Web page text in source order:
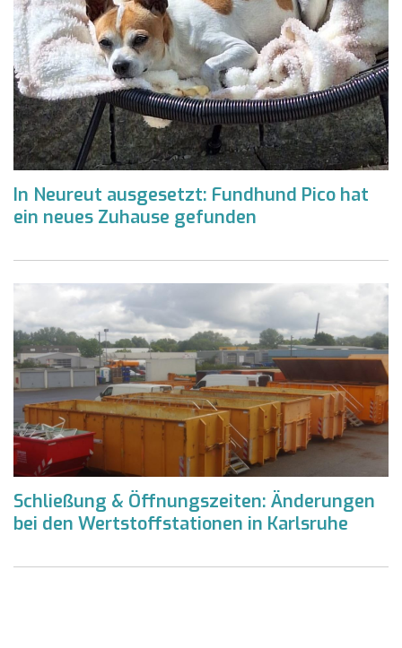
In Neureut ausgesetzt: Fundhund Pico hat
ein neues Zuhause gefunden
Schließung & Öffnungszeiten: Änderungen
bei den Wertstoffstationen in Karlsruhe